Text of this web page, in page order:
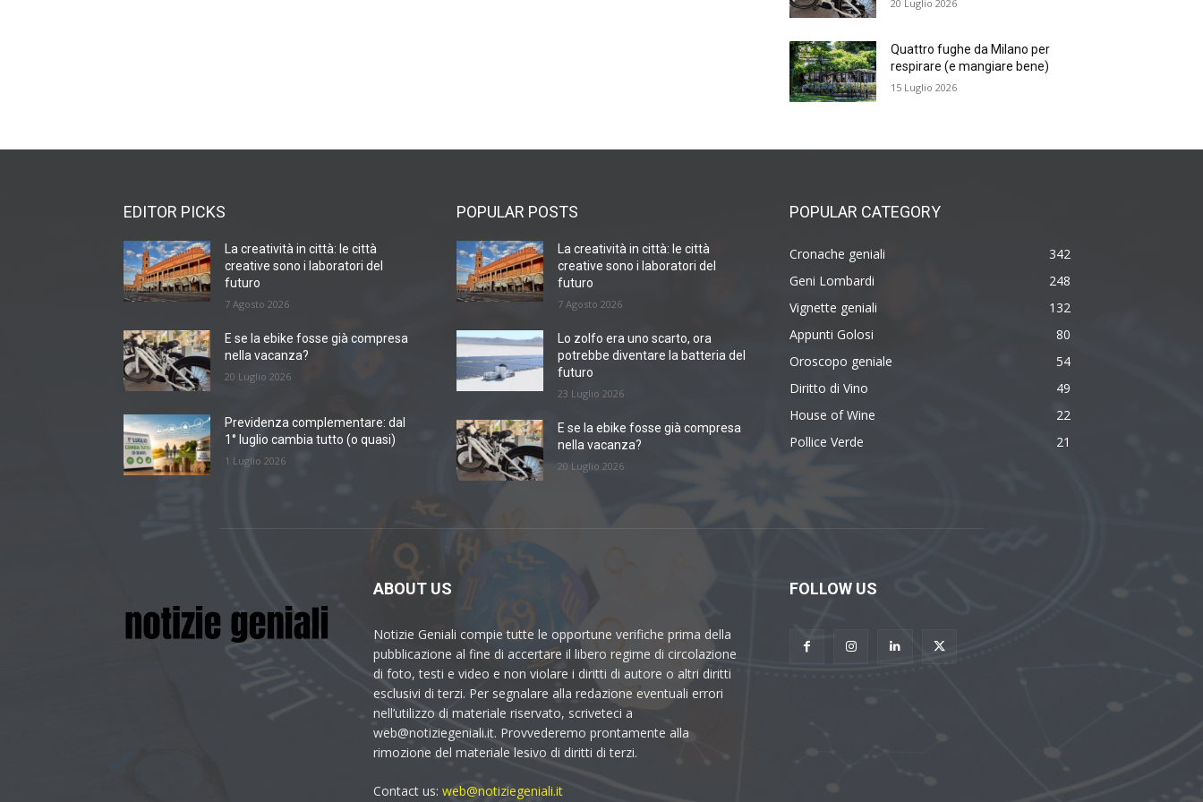
20 Luglio 2026
Quattro fughe da Milano per
respirare (e mangiare bene)
15 Luglio 2026
EDITOR PICKS
La creatività in città: le città
creative sono i laboratori del
futuro
7 Agosto 2026
E se la ebike fosse già compresa
nella vacanza?
20 Luglio 2026
Previdenza complementare: dal
1° luglio cambia tutto (o quasi)
1 Luglio 2026
POPULAR POSTS
La creatività in città: le città
creative sono i laboratori del
futuro
7 Agosto 2026
Lo zolfo era uno scarto, ora
potrebbe diventare la batteria del
futuro
23 Luglio 2026
E se la ebike fosse già compresa
nella vacanza?
20 Luglio 2026
POPULAR CATEGORY
Cronache geniali
342
Geni Lombardi
248
Vignette geniali
132
Appunti Golosi
80
Oroscopo geniale
54
Diritto di Vino
49
House of Wine
22
Pollice Verde
21
ABOUT US
Notizie Geniali compie tutte le opportune verifiche prima della
pubblicazione al fine di accertare il libero regime di circolazione
di foto, testi e video e non violare i diritti di autore o altri diritti
esclusivi di terzi. Per segnalare alla redazione eventuali errori
nell’utilizzo di materiale riservato, scriveteci a
web@notiziegeniali.it. Provvederemo prontamente alla
rimozione del materiale lesivo di diritti di terzi.
Contact us: web@notiziegeniali.it
FOLLOW US